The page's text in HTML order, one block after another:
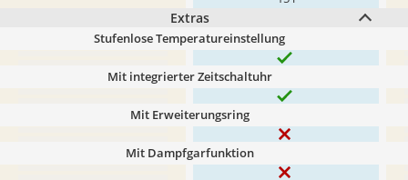
Extras
Stufenlose Temperatureinstellung
Mit integrierter Zeitschaltuhr
Mit Erweiterungsring
Mit Dampfgarfunktion